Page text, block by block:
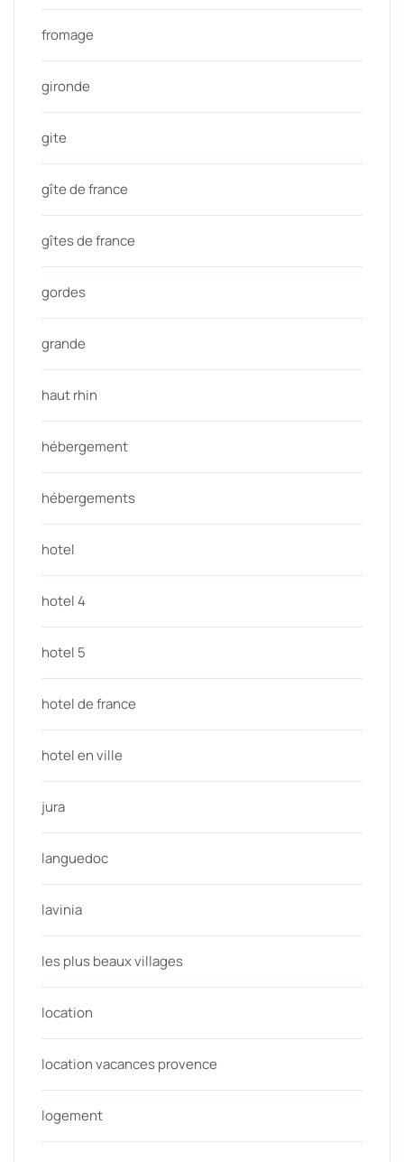
fromage
gironde
gite
gîte de france
gîtes de france
gordes
grande
haut rhin
hébergement
hébergements
hotel
hotel 4
hotel 5
hotel de france
hotel en ville
jura
languedoc
lavinia
les plus beaux villages
location
location vacances provence
logement